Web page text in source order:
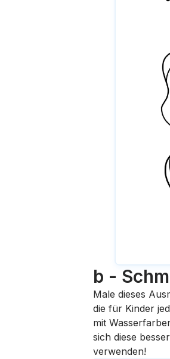
b -
Male dieses
die für Kinder
mit
sich diese
verwenden!